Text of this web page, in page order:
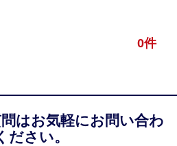
0件
はお気軽にお問い合わ
ださい。